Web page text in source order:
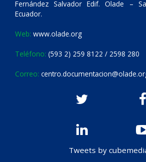
Fernández Salvador Edif. Olade –
Ecuador.
Web: www.olade.org
Teléfono: (593 2) 259 8122 / 2598 280
Correo:
Tweets by